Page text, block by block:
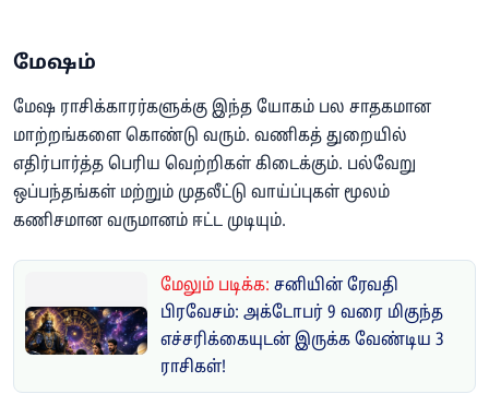
மேஷம்
மேஷ ராசிக்காரர்களுக்கு இந்த யோகம் பல சாதகமான
மாற்றங்களை கொண்டு வரும். வணிகத் துறையில்
எதிர்பார்த்த பெரிய வெற்றிகள் கிடைக்கும். பல்வேறு
ஒப்பந்தங்கள் மற்றும் முதலீட்டு வாய்ப்புகள் மூலம்
கணிசமான வருமானம் ஈட்ட முடியும்.
மேலும் படிக்க: சனியின் ரேவதி
பிரவேசம்: அக்டோபர் 9 வரை மிகுந்த
எச்சரிக்கையுடன் இருக்க வேண்டிய 3
ராசிகள்!